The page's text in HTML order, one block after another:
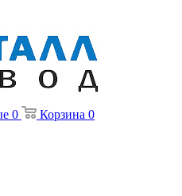
0 Корзина 0